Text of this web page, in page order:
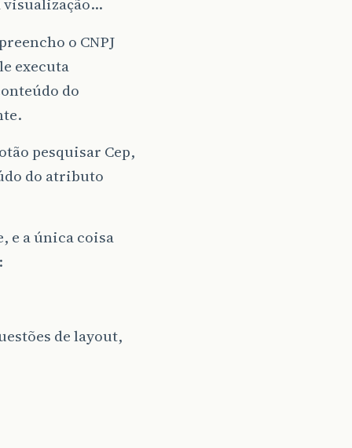
o CNPJ
executa
do
pesquisar Cep,
do atributo
e a única coisa
de layout,